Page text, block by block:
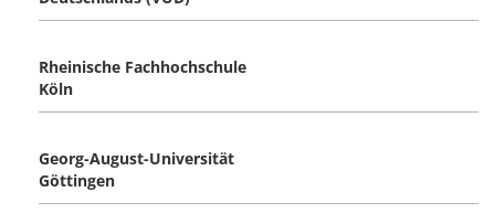
Rheinische Fachhochschule
Köln
Georg-August-Universität
Göttingen